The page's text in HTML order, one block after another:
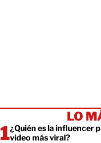
LO
¿Quién es la influencer
video más viral?